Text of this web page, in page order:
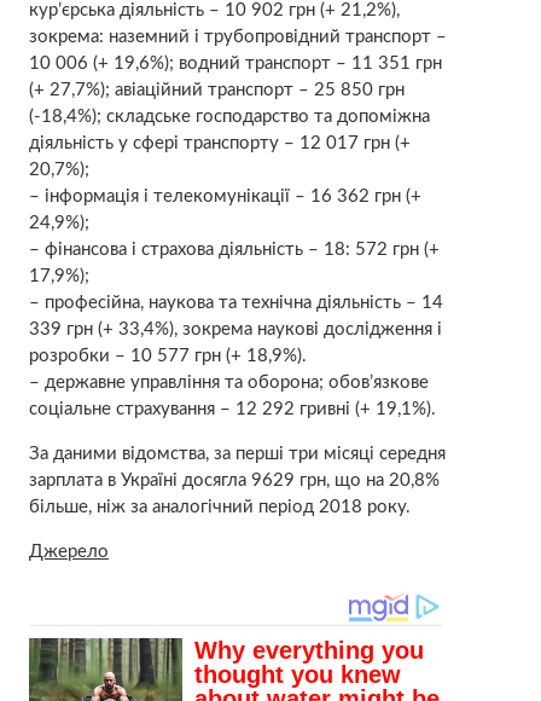
кур’єрська діяльність – 10 902 грн (+ 21,2%),
зокрема: наземний і трубопровідний транспорт –
10 006 (+ 19,6%); водний транспорт – 11 351 грн
(+ 27,7%); авіаційний транспорт – 25 850 грн
(-18,4%); складське господарство та допоміжна
діяльність у сфері транспорту – 12 017 грн (+
20,7%);
– інформація і телекомунікації – 16 362 грн (+
24,9%);
– фінансова і страхова діяльність – 18: 572 грн (+
17,9%);
– професійна, наукова та технічна діяльність – 14
339 грн (+ 33,4%), зокрема наукові дослідження і
розробки – 10 577 грн (+ 18,9%).
– державне управління та оборона; обов’язкове
соціальне страхування – 12 292 гривні (+ 19,1%).
За даними відомства, за перші три місяці середня
зарплата в Україні досягла 9629 грн, що на 20,8%
більше, ніж за аналогічний період 2018 року.
Джерело